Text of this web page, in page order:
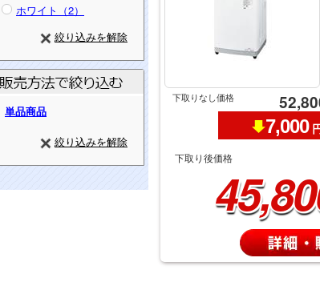
ホワイト（2）
絞り込みを解除
単品商品
絞り込みを解除
下取りなし価格
7,000
下取り後価格